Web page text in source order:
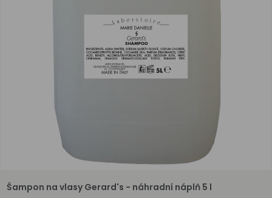
Šampon na vlasy Gerard's - náhradní náplň 5 l